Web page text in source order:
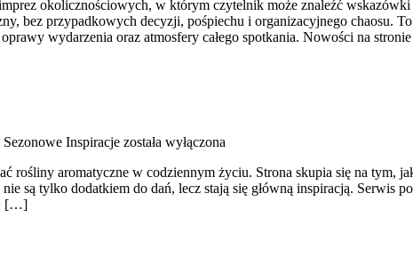
okolicznościowych, w którym czytelnik może znaleźć
bez przypadkowych decyzji, pośpiechu i organizacyjnego chaosu.
wydarzenia oraz atmosfery całego spotkania. Nowości na
Sezonowe Inspiracje została wyłączona
rośliny aromatyczne w codziennym życiu. Strona skupia się na tym,
są tylko dodatkiem do dań, lecz stają się główną inspiracją. Serwis
[…]